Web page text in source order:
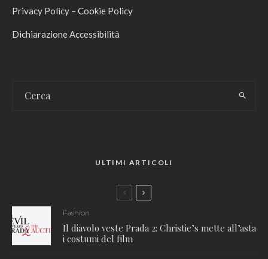
Privacy Policy – Cookie Policy
Dichiarazione Accessibilità
ULTIMI ARTICOLI
Fashion
Il diavolo veste Prada 2: Christie’s mette all’asta
i costumi del film